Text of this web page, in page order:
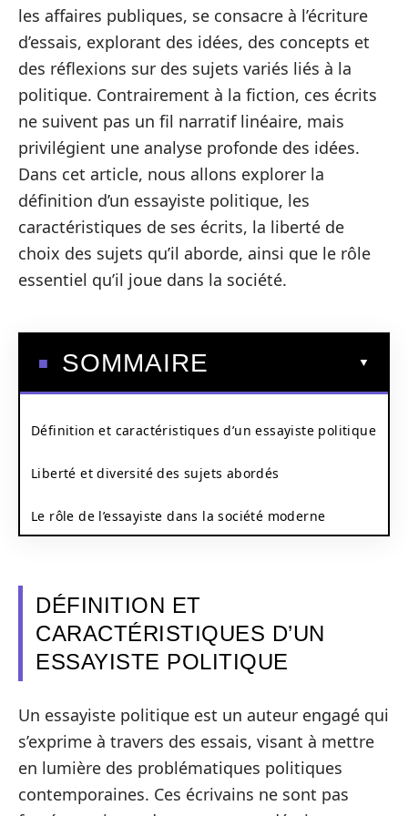
les affaires publiques, se consacre à l’écriture
d’essais, explorant des idées, des concepts et
des réflexions sur des sujets variés liés à la
politique. Contrairement à la fiction, ces écrits
ne suivent pas un fil narratif linéaire, mais
privilégient une analyse profonde des idées.
Dans cet article, nous allons explorer la
définition d’un essayiste politique, les
caractéristiques de ses écrits, la liberté de
choix des sujets qu’il aborde, ainsi que le rôle
essentiel qu’il joue dans la société.
SOMMAIRE
Définition et caractéristiques d’un essayiste politique
Liberté et diversité des sujets abordés
Le rôle de l’essayiste dans la société moderne
DÉFINITION ET
CARACTÉRISTIQUES D’UN
ESSAYISTE POLITIQUE
Un essayiste politique est un auteur engagé qui
s’exprime à travers des essais, visant à mettre
en lumière des problématiques politiques
contemporaines. Ces écrivains ne sont pas